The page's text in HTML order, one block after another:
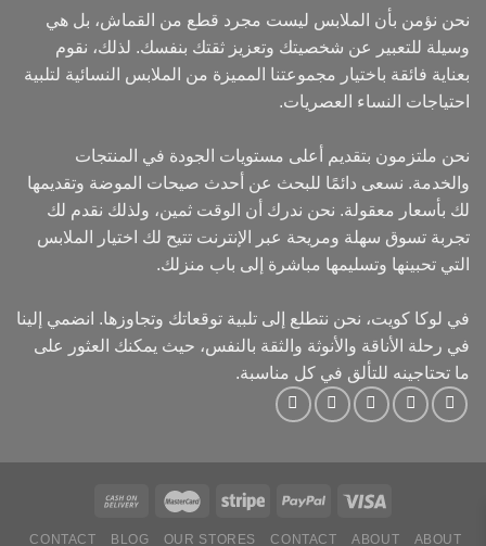
نحن نؤمن بأن الملابس ليست مجرد قطع من القماش، بل هي
وسيلة للتعبير عن شخصيتك وتعزيز ثقتك بنفسك. لذلك، نقوم
بعناية فائقة باختيار مجموعتنا المميزة من الملابس النسائية لتلبية
احتياجات النساء العصريات.
نحن ملتزمون بتقديم أعلى مستويات الجودة في المنتجات
والخدمة. نسعى دائمًا للبحث عن أحدث صيحات الموضة وتقديمها
لك بأسعار معقولة. نحن ندرك أن الوقت ثمين، ولذلك نقدم لك
تجربة تسوق سهلة ومريحة عبر الإنترنت تتيح لك اختيار الملابس
التي تحبينها وتسليمها مباشرة إلى باب منزلك.
في لوكا كويت، نحن نتطلع إلى تلبية توقعاتك وتجاوزها. انضمي إلينا
في رحلة الأناقة والأنوثة والثقة بالنفس، حيث يمكنك العثور على
ما تحتاجينه للتألق في كل مناسبة.
ABOUT
ABOUT
CONTACT
OUR STORES
BLOG
CONTACT